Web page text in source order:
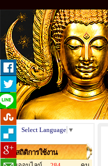
Select Language ▼
สถิติการใช้งาน